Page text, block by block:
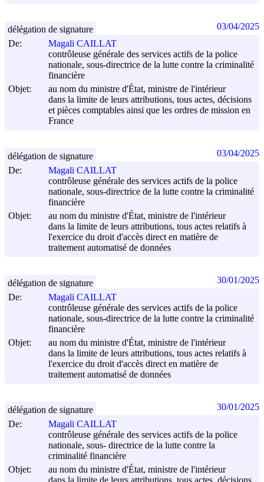
De:
Magali CAILLAT
contrôleuse générale des services actifs de la police
nationale, sous-directrice de la lutte contre la criminalité
financière
Objet:
au nom du ministre d'État, ministre de l'intérieur
dans la limite de leurs attributions, tous actes, décisions
et pièces comptables ainsi que les ordres de mission en
France
délégation de signature 03/04/2025
De:
Magali CAILLAT
contrôleuse générale des services actifs de la police
nationale, sous-directrice de la lutte contre la criminalité
financière
Objet:
au nom du ministre d'État, ministre de l'intérieur
dans la limite de leurs attributions, tous actes relatifs à
l'exercice du droit d'accès direct en matière de
traitement automatisé de données
délégation de signature 03/04/2025
De:
Magali CAILLAT
contrôleuse générale des services actifs de la police
nationale, sous-directrice de la lutte contre la criminalité
financière
Objet:
au nom du ministre d'État, ministre de l'intérieur
dans la limite de leurs attributions, tous actes relatifs à
l'exercice du droit d'accès direct en matière de
traitement automatisé de données
délégation de signature 30/01/2025
De:
Magali CAILLAT
contrôleuse générale des services actifs de la police
nationale, sous- directrice de la lutte contre la
criminalité financière
Objet:
au nom du ministre d'État, ministre de l'intérieur
délégation de signature 30/01/2025